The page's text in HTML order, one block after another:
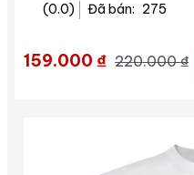
159.000 ₫ 220.000 ₫
Đã bán: 275
(0.0)